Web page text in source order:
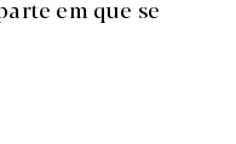
em que se